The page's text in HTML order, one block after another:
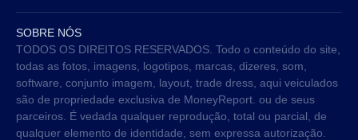
SOBRE NÓS
TODOS OS DIREITOS RESERVADOS. Todo o conteúdo do site,
todas as fotos, imagens, logotipos, marcas, dizeres, som,
software, conjunto imagem, layout, trade dress, aqui veiculados
são de propriedade exclusiva de MoneyReport. ou de seus
parceiros. É vedada qualquer reprodução, total ou parcial, de
qualquer elemento de identidade, sem expressa autorização.